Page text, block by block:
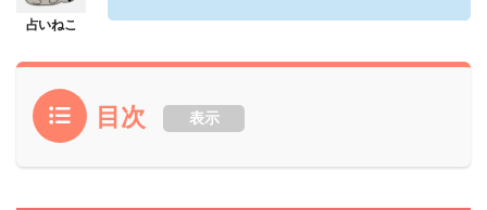
目次 表示